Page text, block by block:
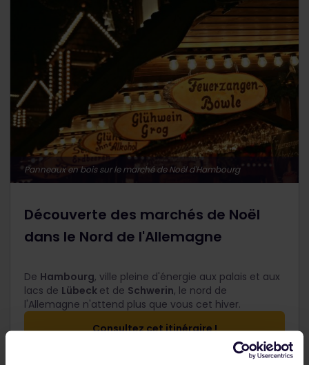
Panneaux en bois sur le marché de Noël d'Hambourg
Découverte des marchés de Noël
dans le Nord de l'Allemagne
De Hambourg, ville pleine d'énergie aux palais et aux
lacs de Lübeck et de Schwerin, le nord de
l'Allemagne n'attend plus que vous cet hiver.
Consultez cet itinéraire !